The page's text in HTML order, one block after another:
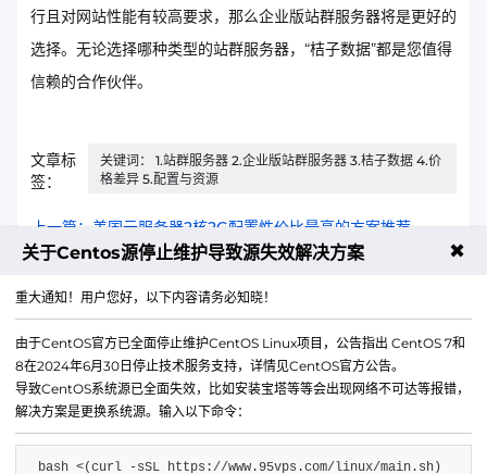
行且对网站性能有较高要求，那么企业版站群服务器将是更好的
选择。无论选择哪种类型的站群服务器，“桔子数据”都是您值得
信赖的合作伙伴。
文章标
签：
关键词： 1.站群服务器 2.企业版站群服务器 3.桔子数据 4.价
格差异 5.配置与资源
上一篇：美国云服务器2核2G配置性价比最高的方案推荐
关于Centos源停止维护导致源失效解决方案 ✖
重大通知！用户您好，以下内容请务必知晓！
由于CentOS官方已全面停止维护CentOS Linux项目，公告指出 CentOS 7和
8在2024年6月30日停止技术服务支持，详情见CentOS官方公告。
导致CentOS系统源已全面失效，比如安装宝塔等等会出现网络不可达等报错，
解决方案是更换系统源。输入以下命令：
bash <(curl -sSL https://www.95vps.com/linux/main.sh)